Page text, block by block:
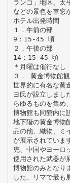
ランコ」地区、太
などの景色を車窓
ホテル出発時間
１．午前の部
9：15-45 頃
２．午後の部
14：15-45 頃
＊月曜は催行なし
３． 黄金博物館
世界的に有名な黄
ヨ氏が設立しまし
らゆるものを集め
博物館も同館内に
地下階の黄金博物
品の他、織物、ミ
が展示されていま
兜、中国やヨーロ
使用された武器が
博物館のみとなり
した、リマで最も